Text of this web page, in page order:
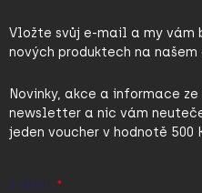
Vložte svůj e-mail a my
nových produktech na našem
Novinky, akce a informace
newsletter a nic vám
jeden voucher v hodnotě 500
E-MAIL